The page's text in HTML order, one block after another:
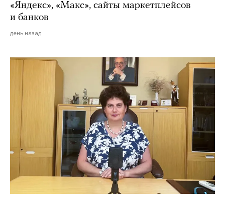
«Яндекс», «Макс», сайты маркетплейсов
и банков
день назад